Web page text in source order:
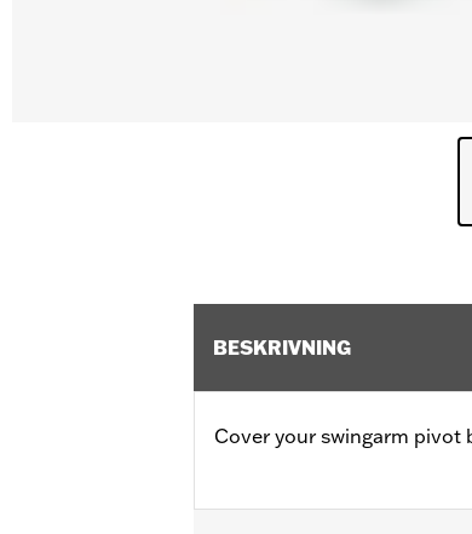
BESKRIVNING
Cover your swingarm